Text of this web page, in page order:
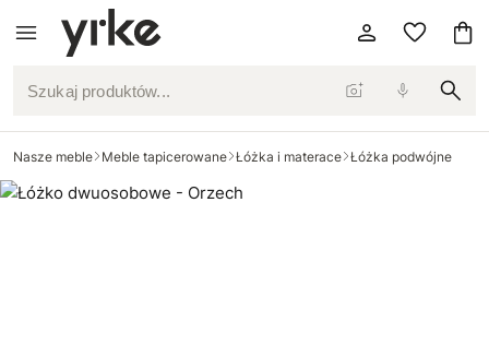
Szukaj produktów...
Nasze meble Meble tapicerowane Łóżka i materace Łóżka podwójne